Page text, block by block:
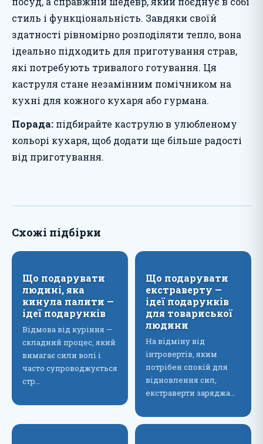
стиль і функціональність. Завдяки своїй
здатності рівномірно розподіляти тепло, вона
ідеально підходить для приготування страв,
які потребують тривалого готування. Ця
каструля стане незамінним помічником на
кухні для кожного кухаря або гурмана.
Порада: підбирайте каструлю в улюбленому
кольорі кухаря, щоб додати ще більше радості
від приготування.
Схожі підбірки
Що подарувати
людині, яка
кинула палити —
ідеї подарунків
Відмова від куріння —
складний процес, який
вимагає сили волі і
часто супроводжується
стр…
Що подарувати
екстраверту —
ідеї подарунків
для товариської
людини
На відміну від
інтровертів, яким
потрібен спокій для
відновлення сил,
екстраверти заряджа…